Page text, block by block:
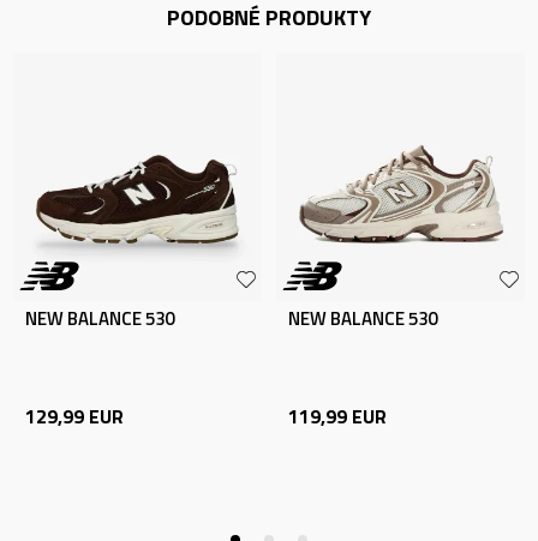
PODOBNÉ PRODUKTY
NEW BALANCE 530
129,99 EUR
NEW BALANCE 530
119,99 EUR